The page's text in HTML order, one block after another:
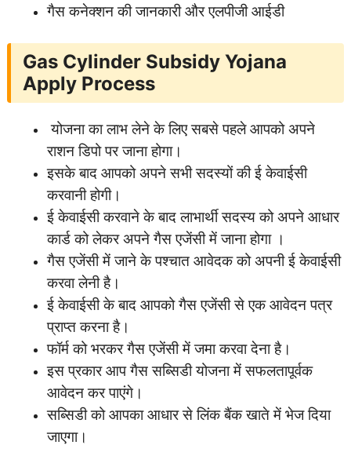
गैस कनेक्शन की जानकारी और एलपीजी आईडी
Gas Cylinder Subsidy Yojana
Apply Process
योजना का लाभ लेने के लिए सबसे पहले आपको अपने
राशन डिपो पर जाना होगा।
इसके बाद आपको अपने सभी सदस्यों की ई केवाईसी
करवानी होगी।
ई केवाईसी करवाने के बाद लाभार्थी सदस्य को अपने आधार
कार्ड को लेकर अपने गैस एजेंसी में जाना होगा ।
गैस एजेंसी में जाने के पश्चात आवेदक को अपनी ई केवाईसी
करवा लेनी है।
ई केवाईसी के बाद आपको गैस एजेंसी से एक आवेदन पत्र
प्राप्त करना है।
फॉर्म को भरकर गैस एजेंसी में जमा करवा देना है।
इस प्रकार आप गैस सब्सिडी योजना में सफलतापूर्वक
आवेदन कर पाएंगे।
सब्सिडी को आपका आधार से लिंक बैंक खाते में भेज दिया
जाएगा।